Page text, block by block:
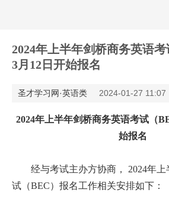
2024年上半年剑桥商务英语
3月12日开始报名
圣才学习网·英语类 2024-01-27 11:07
2024年上半年剑桥商务英语考试（
始报名
经与考试主办方协商， 2024年上
试（BEC）报名工作相关安排如下：